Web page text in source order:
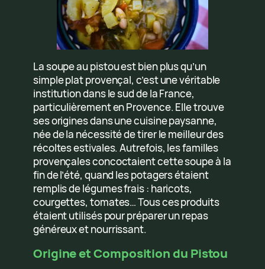
La soupe au pistou est bien plus qu’un
simple plat provençal, c’est une véritable
institution dans le sud de la France,
particulièrement en Provence. Elle trouve
ses origines dans une cuisine paysanne,
née de la nécessité de tirer le meilleur des
récoltes estivales. Autrefois, les familles
provençales concoctaient cette soupe à la
fin de l’été, quand les potagers étaient
remplis de légumes frais : haricots,
courgettes, tomates… Tous ces produits
étaient utilisés pour préparer un repas
généreux et nourrissant.
Origine et Composition du Pistou